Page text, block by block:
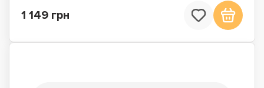
1 149 грн